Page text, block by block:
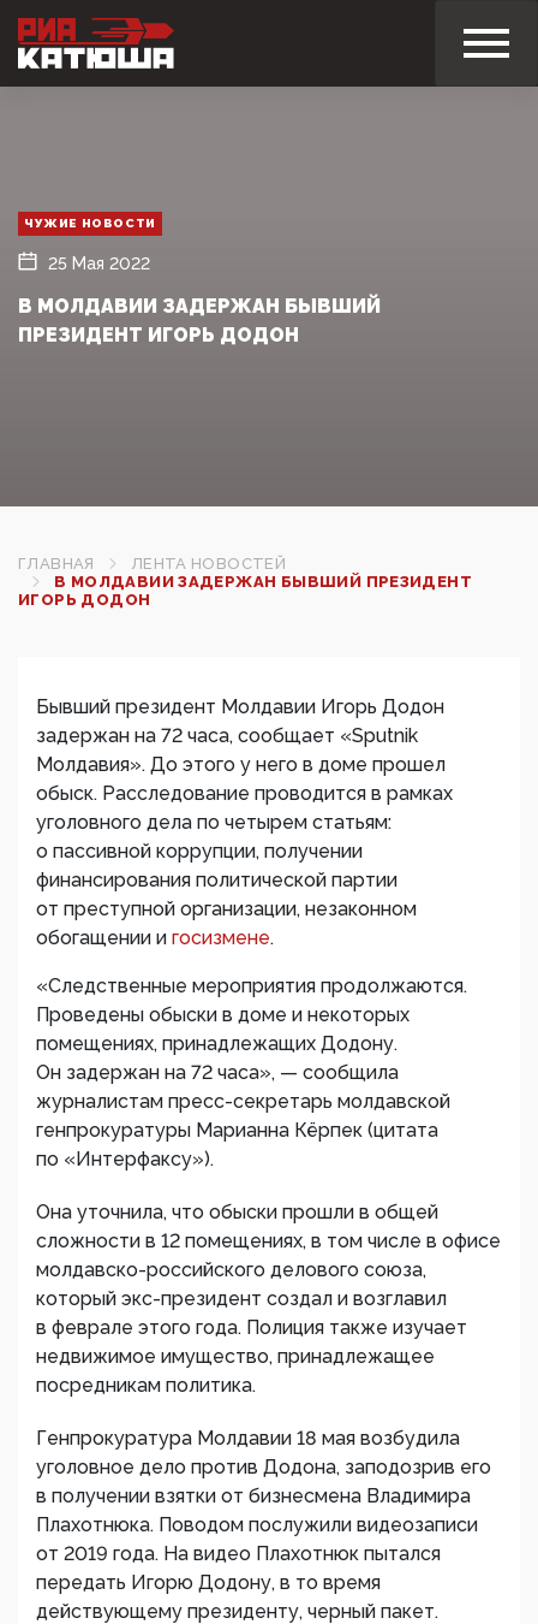
ЧУЖИЕ НОВОСТИ
25 Мая 2022
В МОЛДАВИИ ЗАДЕРЖАН БЫВШИЙ
ПРЕЗИДЕНТ ИГОРЬ ДОДОН
ГЛАВНАЯ
ЛЕНТА НОВОСТЕЙ
В МОЛДАВИИ ЗАДЕРЖАН БЫВШИЙ ПРЕЗИДЕНТ
ИГОРЬ ДОДОН
Бывший президент Молдавии Игорь Додон
задержан на 72 часа, сообщает «Sputnik
Молдавия». До этого у него в доме прошел
обыск. Расследование проводится в рамках
уголовного дела по четырем статьям:
о пассивной коррупции, получении
финансирования политической партии
от преступной организации, незаконном
обогащении и госизмене.
«Следственные мероприятия продолжаются.
Проведены обыски в доме и некоторых
помещениях, принадлежащих Додону.
Он задержан на 72 часа», — сообщила
журналистам пресс-секретарь молдавской
генпрокуратуры Марианна Кёрпек (цитата
по «Интерфаксу»).
Она уточнила, что обыски прошли в общей
сложности в 12 помещениях, в том числе в офисе
молдавско-российского делового союза,
который экс-президент создал и возглавил
в феврале этого года. Полиция также изучает
недвижимое имущество, принадлежащее
посредникам политика.
Генпрокуратура Молдавии 18 мая возбудила
уголовное дело против Додона, заподозрив его
в получении взятки от бизнесмена Владимира
Плахотнюка. Поводом послужили видеозаписи
от 2019 года. На видео Плахотнюк пытался
передать Игорю Додону, в то время
действующему президенту, черный пакет.